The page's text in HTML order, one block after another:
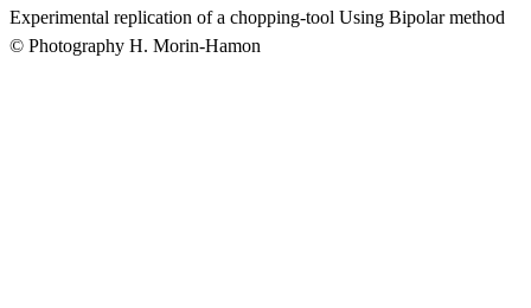
Experimental replication of a chopping-tool Using Bipolar method
© Photography H. Morin-Hamon